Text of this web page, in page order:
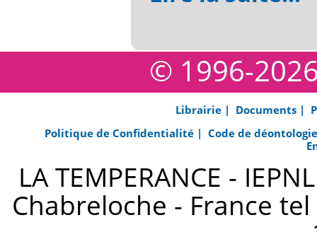
© 1996-2026
Librairie | Documents |
Politique de Confidentialité | Code de
LA TEMPERANCE -
Chabreloche - France